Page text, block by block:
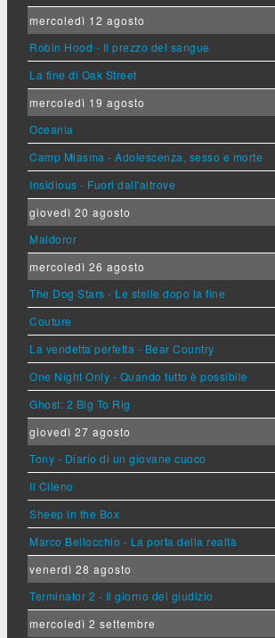
mercoledì 12 agosto
Robin Hood - Il prezzo del sangue
La fine di Oak Street
mercoledì 19 agosto
Oceania
Camp Miasma - Adolescenza, sesso e morte
Insidious - Fuori dall'altrove
giovedì 20 agosto
Maldoror
mercoledì 26 agosto
The Dog Stars - Le stelle dopo la fine
Couture
La vendetta perfetta - Bear Country
One Night Only - Quando tutto è possibile
Ghost: 2 Big To Rig
giovedì 27 agosto
Tony - Diario di un giovane cuoco
Il Cileno
Sheep in the Box
Marco Bellocchio - La porta della realtà
venerdì 28 agosto
Terminator 2 - Il giorno del giudizio
mercoledì 2 settembre